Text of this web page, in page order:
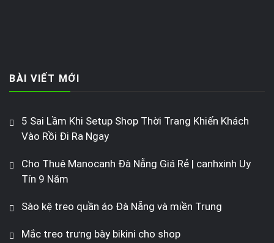
BÀI VIẾT MỚI
5 Sai Lầm Khi Setup Shop Thời Trang Khiến Khách
Vào Rồi Đi Ra Ngay
Cho Thuê Manocanh Đà Nẵng Giá Rẻ | canhxinh Uy
Tín 9 Năm
Sào kệ treo quần áo Đà Nẵng và miền Trung
Mắc treo trưng bày bikini cho shop